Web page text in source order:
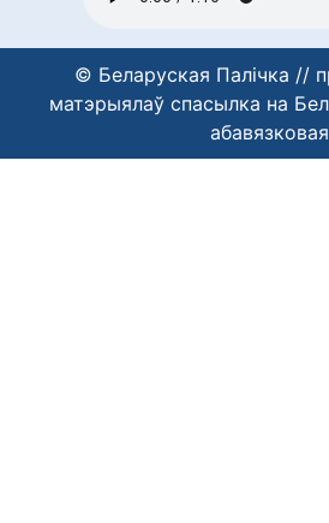
© Беларуская Палічка //
матэрыялаў спасылка на
абавязковая